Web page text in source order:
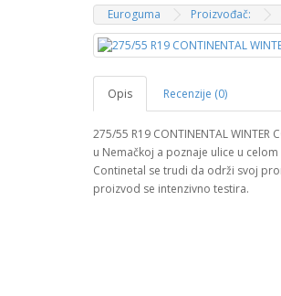
Euroguma Proizvođač:
Opis Recenzije (0)
275/55 R19 CONTINENTAL WINTER
u Nemačkoj a poznaje ulice u
Continetal se trudi da održi svoj
proizvod se intenzivno testira.